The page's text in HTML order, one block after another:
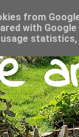
from
with